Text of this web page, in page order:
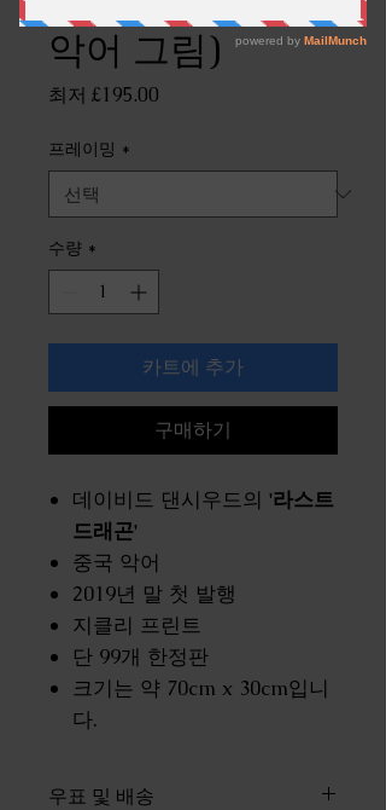
악어 그림)
최저 £195.00
프레이밍 *
수량 *
카트에 추가
구매하기
데이비드 댄시우드의 '라스트
드래곤'
중국 악어
2019년 말 첫 발행
지클리 프린트
단 99개 한정판
크기는 약 70cm x 30cm입니
다.
우표 및 배송